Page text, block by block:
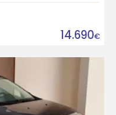
14.690€